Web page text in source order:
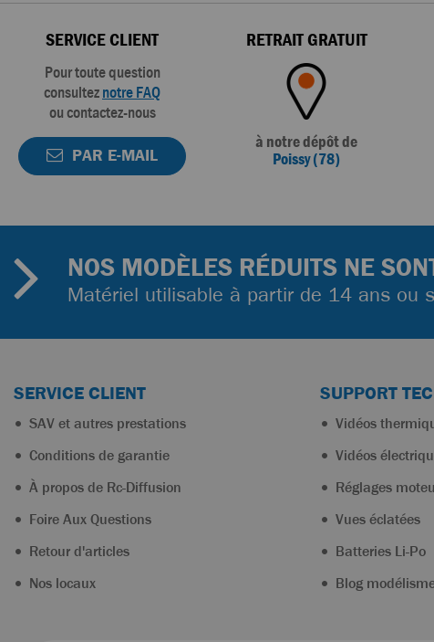
SERVICE CLIENT
Pour toute question
consulteznotre FAQ
ou contactez-nous
PAR E-MAIL
RETRAIT GRATUIT
à notre dépôt de
Poissy (78)
NOS MODÈLES RÉDUITS NE
Matériel utilisable à partir de 14 ans ou
SERVICE CLIENT
SAV et autres prestations
Conditions de garantie
À propos de Rc-Diffusion
Foire Aux Questions
Retour d'articles
Nos locaux
SUPPORT
Vidéos
Vidéos
Réglages
Vues éclatées
Batteries Li-Po
Blog